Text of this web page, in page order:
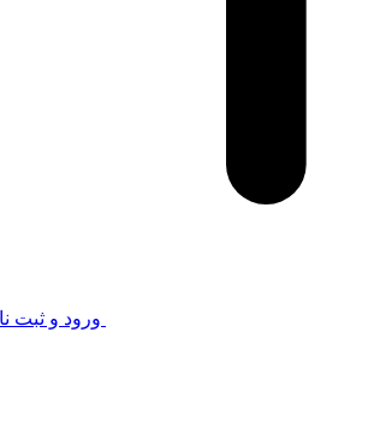
ورود و ثبت